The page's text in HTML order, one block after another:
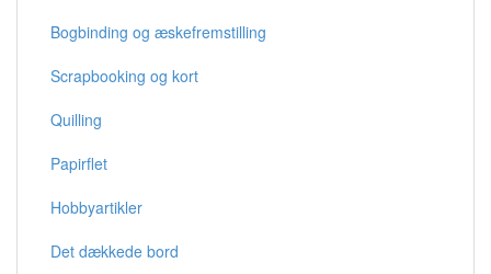
Bogbinding og æskefremstilling
Scrapbooking og kort
Quilling
Papirflet
Hobbyartikler
Det dækkede bord